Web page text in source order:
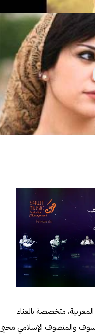
طنجة المغربية، متخصصة بالغناء
والمتصوف الإسلامي